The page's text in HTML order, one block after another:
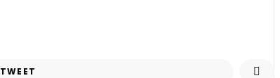
TWEET